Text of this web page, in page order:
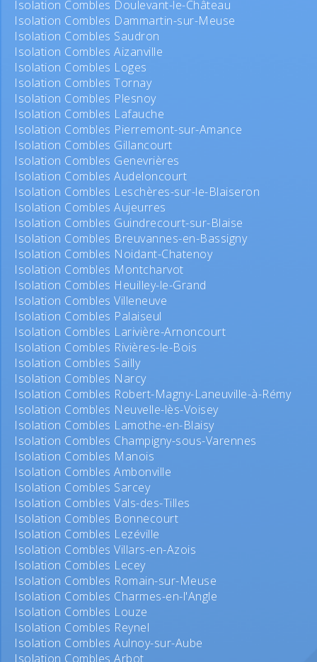
Isolation Combles Doulevant-le-Château
Isolation Combles Dammartin-sur-Meuse
Isolation Combles Saudron
Isolation Combles Aizanville
Isolation Combles Loges
Isolation Combles Tornay
Isolation Combles Plesnoy
Isolation Combles Lafauche
Isolation Combles Pierremont-sur-Amance
Isolation Combles Gillancourt
Isolation Combles Genevrières
Isolation Combles Audeloncourt
Isolation Combles Leschères-sur-le-Blaiseron
Isolation Combles Aujeurres
Isolation Combles Guindrecourt-sur-Blaise
Isolation Combles Breuvannes-en-Bassigny
Isolation Combles Noidant-Chatenoy
Isolation Combles Montcharvot
Isolation Combles Heuilley-le-Grand
Isolation Combles Villeneuve
Isolation Combles Palaiseul
Isolation Combles Larivière-Arnoncourt
Isolation Combles Rivières-le-Bois
Isolation Combles Sailly
Isolation Combles Narcy
Isolation Combles Robert-Magny-Laneuville-à-Rémy
Isolation Combles Neuvelle-lès-Voisey
Isolation Combles Lamothe-en-Blaisy
Isolation Combles Champigny-sous-Varennes
Isolation Combles Manois
Isolation Combles Ambonville
Isolation Combles Sarcey
Isolation Combles Vals-des-Tilles
Isolation Combles Bonnecourt
Isolation Combles Lezéville
Isolation Combles Villars-en-Azois
Isolation Combles Lecey
Isolation Combles Romain-sur-Meuse
Isolation Combles Charmes-en-l'Angle
Isolation Combles Louze
Isolation Combles Reynel
Isolation Combles Aulnoy-sur-Aube
Isolation Combles Arbot